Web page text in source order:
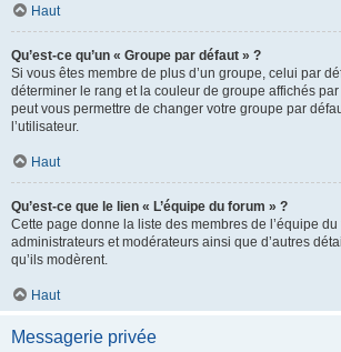
Haut
Qu’est-ce qu’un « Groupe par défaut » ?
Si vous êtes membre de plus d’un groupe, celui par
déterminer le rang et la couleur de groupe affichés par
peut vous permettre de changer votre groupe par
l’utilisateur.
Haut
Qu’est-ce que le lien « L’équipe du forum » ?
Cette page donne la liste des membres de l’équipe
administrateurs et modérateurs ainsi que d’autres
qu’ils modèrent.
Haut
Messagerie privée